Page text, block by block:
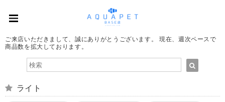
ご来店いただきまして、誠にありがとうございます。 現在、週次ペースで
商品数を拡大しております。
ライト